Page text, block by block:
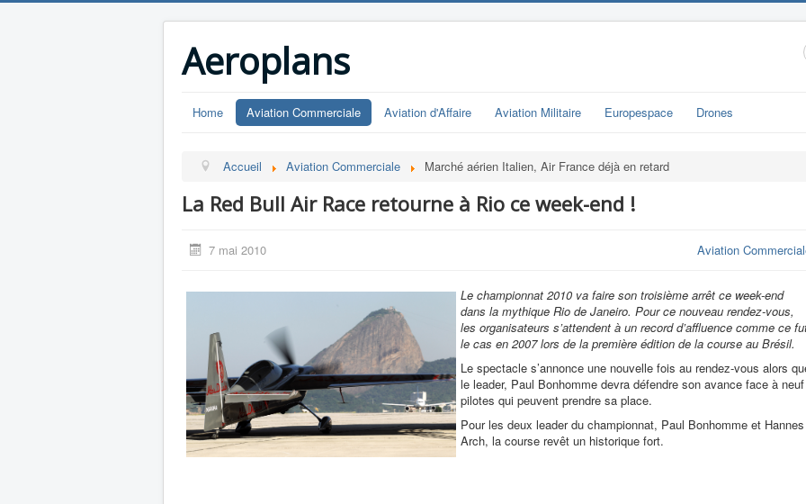
Aeroplans
Home Aviation Commerciale Aviation d'Affaire Aviation Militaire Europespace Drones
Accueil Aviation Commerciale Marché aérien Italien, Air France déjà en retard
La Red Bull Air Race retourne à Rio ce week-end !
7 mai 2010 Aviation
Le championnat 2010 va faire son troisième arrêt ce week-end
dans la mythique Rio de Janeiro. Pour ce nouveau rendez-vous,
les organisateurs s’attendent à un record d’affluence comme ce
le cas en 2007 lors de la première édition de la course au Brésil.
Le spectacle s’annonce une nouvelle fois au rendez-vous alors
le leader, Paul Bonhomme devra défendre son avance face à neuf
pilotes qui peuvent prendre sa place.
Pour les deux leader du championnat, Paul Bonhomme et Hannes
Arch, la course revêt un historique fort.